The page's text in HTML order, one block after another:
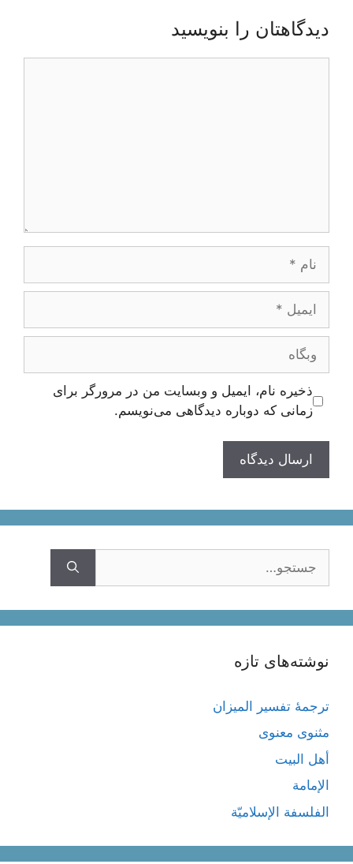
دیدگاهتان را بنویسید
ایمیل
وبگاه
ذخیره نام، ایمیل و وبسایت من در مرورگر برای
زمانی که دوباره دیدگاهی می‌نویسم.
نوشته‌های تازه
ترجمۀ تفسیر المیزان
مثنوی معنوی
أهل البيت
الإمامة
الفلسفة الإسلاميّة